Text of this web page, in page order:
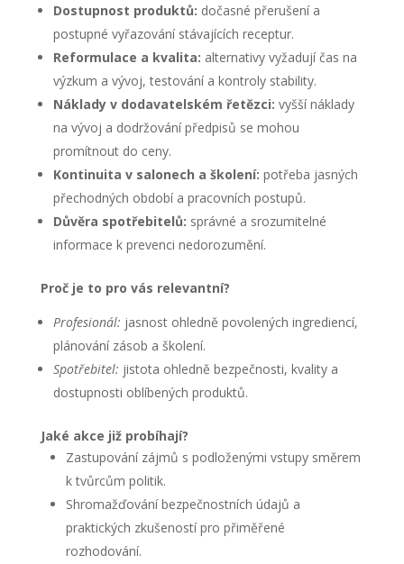
Dostupnost produktů: dočasné přerušení a
postupné vyřazování stávajících receptur.
Reformulace a kvalita: alternativy vyžadují čas na
výzkum a vývoj, testování a kontroly stability.
Náklady v dodavatelském řetězci: vyšší náklady
na vývoj a dodržování předpisů se mohou
promítnout do ceny.
Kontinuita v salonech a školení: potřeba jasných
přechodných období a pracovních postupů.
Důvěra spotřebitelů: správné a srozumitelné
informace k prevenci nedorozumění.
Proč je to pro vás relevantní?
Profesionál: jasnost ohledně povolených ingrediencí,
plánování zásob a školení.
Spotřebitel: jistota ohledně bezpečnosti, kvality a
dostupnosti oblíbených produktů.
Jaké akce již probíhají?
Zastupování zájmů s podloženými vstupy směrem
k tvůrcům politik.
Shromažďování bezpečnostních údajů a
praktických zkušeností pro přiměřené
rozhodování.